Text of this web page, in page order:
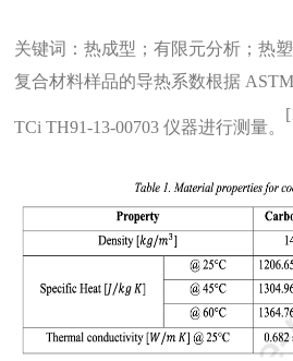
关键词：热成型；有限元分析；热
复合材料样品的导热系数根据
TCi TH91-13-00703 仪器进行测量。